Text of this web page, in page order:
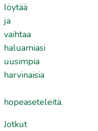
löytää
ja
vaihtaa
haluamiasi
uusimpia
harvinaisia
hopeaseteleitä.
Jotkut